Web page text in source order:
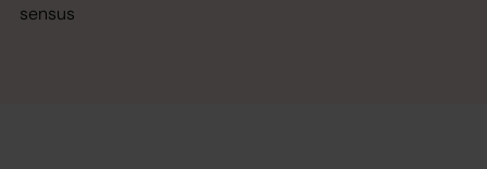
sensus